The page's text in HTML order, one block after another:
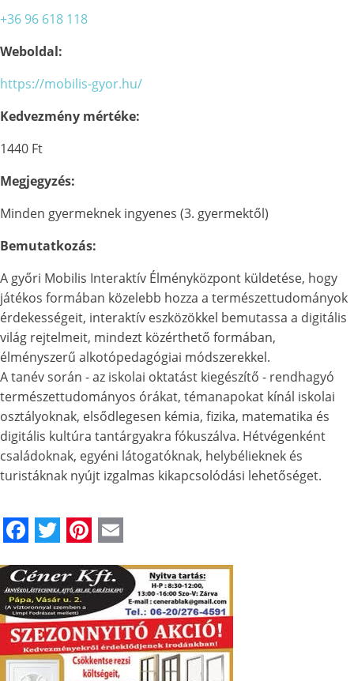
+36 96 618 118
Weboldal:
https://mobilis-gyor.hu/
Kedvezmény mértéke:
1440 Ft
Megjegyzés:
Minden gyermeknek ingyenes (3. gyermektől)
Bemutatkozás:
A győri Mobilis Interaktív Élményközpont küldetése, hogy
játékos formában közelebb hozza a természettudományok
érdekességeit, interaktív eszközökkel bemutassa a digitális
világ rejtelmeit, mindezt közérthető formában,
élményszerű alkotópedagógiai módszerekkel.
A tanév során - az iskolai oktatást kiegészítő - rendhagyó
természettudományos órákat, témanapokat kínál iskolai
osztályoknak, elsődlegesen kémia, fizika, matematika és
digitális kultúra tantárgyakra fókuszálva. Hétvégenként
családoknak, egyéni látogatóknak, helybélieknek és
turistáknak nyújt izgalmas kikapcsolódási lehetőséget.
Facebook
TwitterPinterest